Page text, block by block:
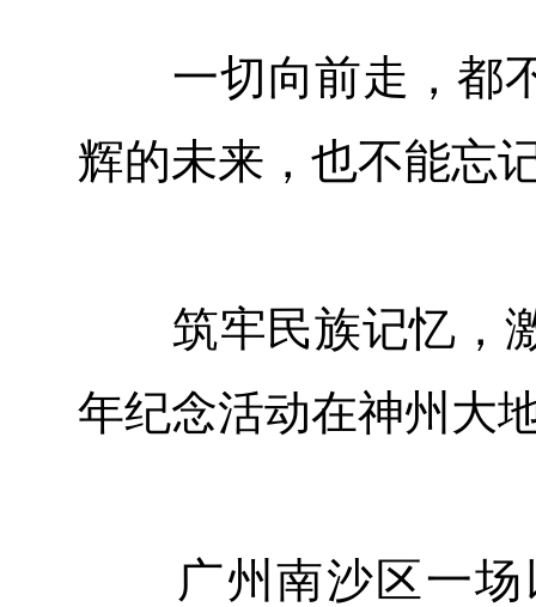
一切向前走，都不
辉的未来，也不能忘
筑牢民族记忆，激
年纪念活动在神州大
广州南沙区一场